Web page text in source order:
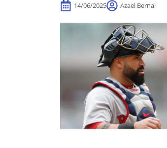
14/06/2025 Azael Bernal